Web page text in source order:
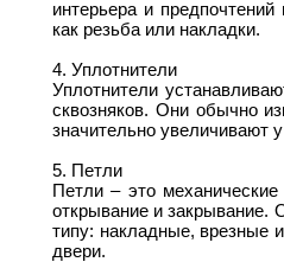
интерьера и
как резьба или накладки.
4. Уплотнители
Уплотнители
сквозняков. Они обычно
значительно увеличивают
5. Петли
Петли – это
открывание и закрывание.
типу: накладные, врезные
двери.